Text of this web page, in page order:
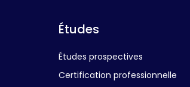
Études
Études prospectives
Certification professionnelle